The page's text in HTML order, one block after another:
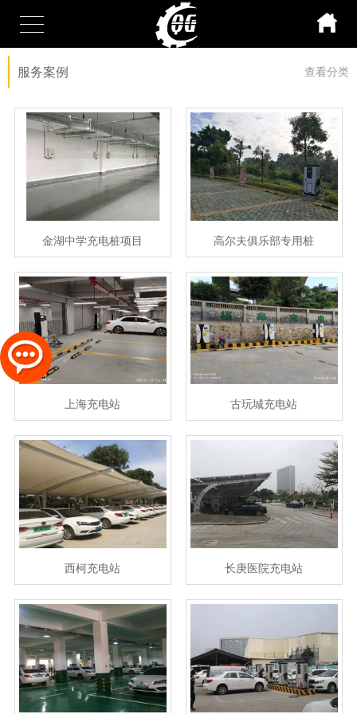
服务案例 查看分类
金湖中学充电桩项目 高尔夫俱乐部专用桩
上海充电站 古玩城充电站
西柯充电站 长庚医院充电站